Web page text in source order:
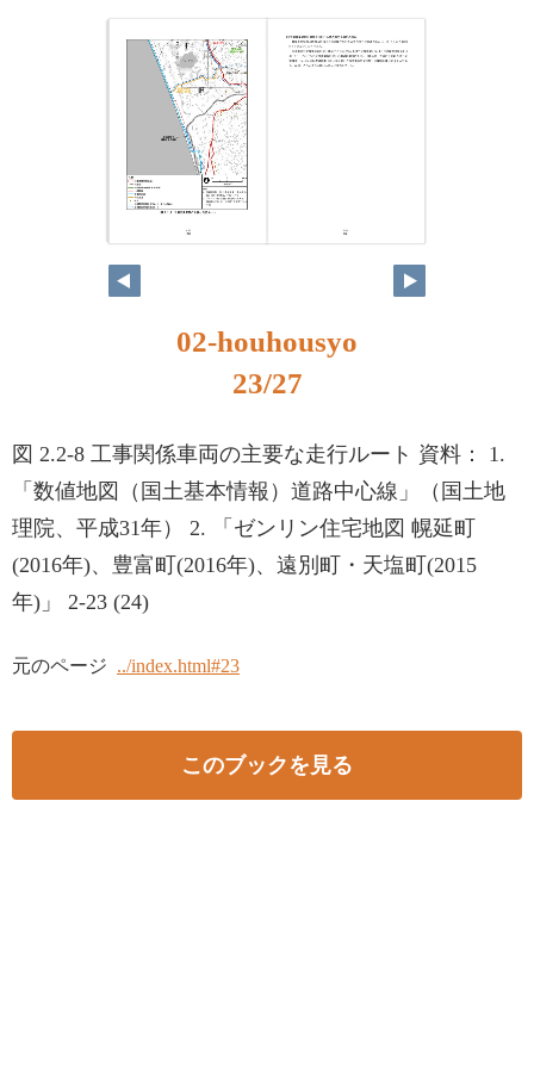
02-houhousyo
23/27
図 2.2-8 工事関係車両の主要な走行ルート 資料： 1.
「数値地図（国土基本情報）道路中心線」（国土地
理院、平成31年） 2. 「ゼンリン住宅地図 幌延町
(2016年)、豊富町(2016年)、遠別町・天塩町(2015
年)」 2-23 (24)
元のページ ../index.html#23
このブックを見る